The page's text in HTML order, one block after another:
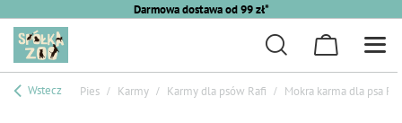
Darmowa dostawa od 99 zł*
Wstecz Pies Karmy Karmy dla psów Rafi Mokra karma dla psa